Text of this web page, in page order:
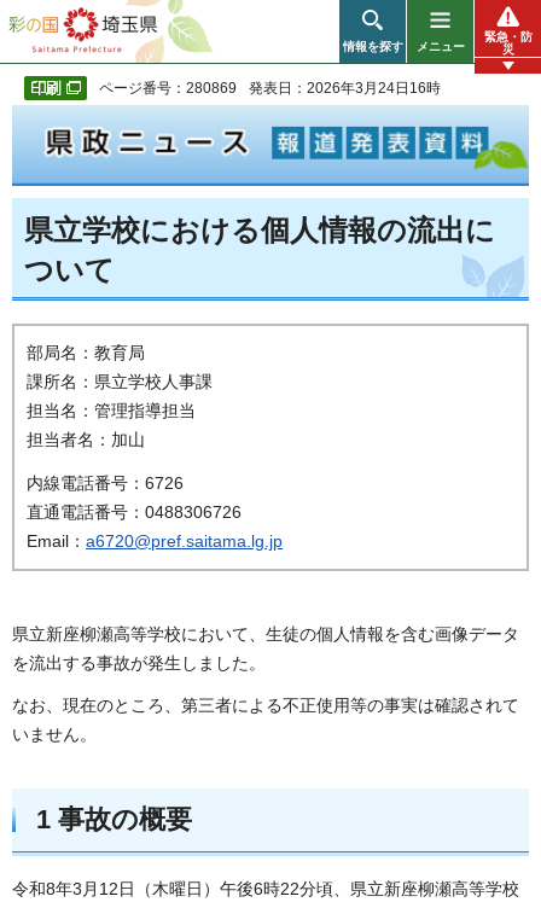
彩の国 埼玉県
情報を探す メニュー
緊急・防
災
ページ番号：280869 発表日：2026年3月24日16時
県立学校における個人情報の流出に
ついて
部局名：教育局
課所名：県立学校人事課
担当名：管理指導担当
担当者名：加山
内線電話番号：6726
直通電話番号：0488306726
Email： a6720@pref.saitama.lg.jp
県立新座柳瀬高等学校において、生徒の個人情報を含む画像データ
を流出する事故が発生しました。
なお、現在のところ、第三者による不正使用等の事実は確認されて
いません。
1 事故の概要
令和8年3月12日（木曜日）午後6時22分頃、県立新座柳瀬高等学校